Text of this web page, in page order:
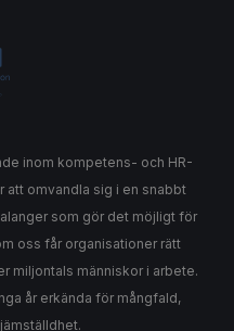
inom kompetens- och HR-
att omvandla sig i en snabbt
som gör det möjligt för
oss får organisationer rätt
miljontals människor i arbete.
år erkända för mångfald,